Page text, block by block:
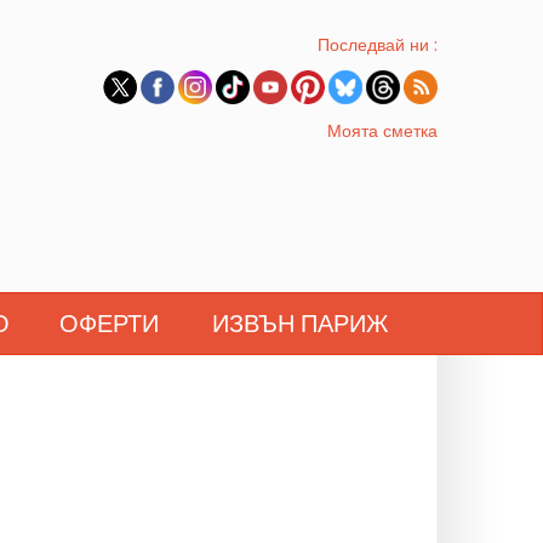
Последвай ни :
Моята сметка
ОФЕРТИ ИЗВЪН ПАРИЖ